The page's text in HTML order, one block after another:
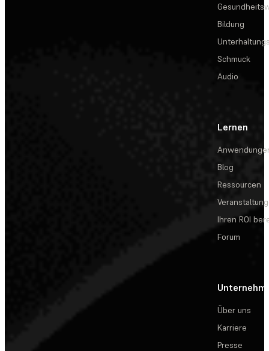
Bildung
Schmuck
Audio
Lernen
Blog
Ressourcen
Ihren ROI
Forum
Über uns
Karriere
Presse